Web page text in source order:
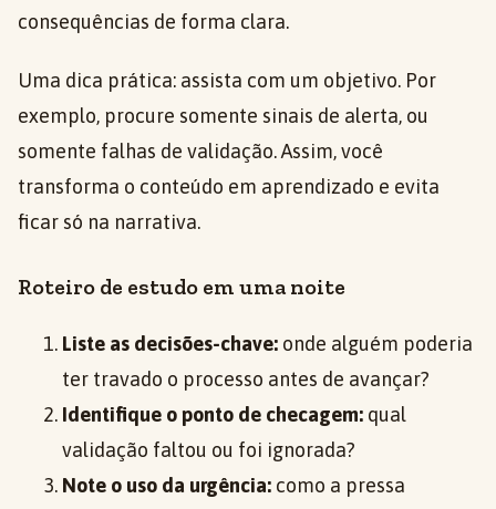
consequências de forma clara.
Uma dica prática: assista com um objetivo. Por
exemplo, procure somente sinais de alerta, ou
somente falhas de validação. Assim, você
transforma o conteúdo em aprendizado e evita
ficar só na narrativa.
Roteiro de estudo em uma noite
Liste as decisões-chave: onde alguém poderia
ter travado o processo antes de avançar?
Identifique o ponto de checagem: qual
validação faltou ou foi ignorada?
Note o uso da urgência: como a pressa